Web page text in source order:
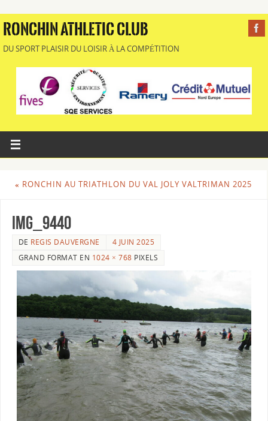
RONCHIN ATHLETIC CLUB
DU SPORT PLAISIR DU LOISIR À LA COMPÉTITION
« RONCHIN AU TRIATHLON DU VAL JOLY VALTRIMAN 2025
IMG_9440
DE REGIS DAUVERGNE
4 JUIN 2025
GRAND FORMAT EN 1024 × 768 PIXELS